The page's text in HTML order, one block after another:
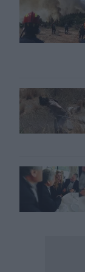
Πυροσβέστες
Νότιο
Το ΛΙΓΟ και